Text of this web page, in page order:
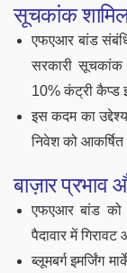
सूचकांक
एफएआर बांड
सरकारी सूचकांक
10% कंट्री कैप्ड
इस कदम का उद्देश्य
निवेश को आकर्षित
बाज़ार प्रभाव
एफएआर बांड को
पैदावार में
ब्लूमबर्ग इमर्जिंग